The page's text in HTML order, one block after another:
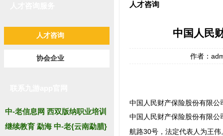
人才咨询
协会企业
中-老信息网 西双版纳职业培训
继续教育 勐海 中-老{云南勐腊}
人才咨询
中国人民
作者：
中国人民财产保险股份有限公
中国人民财产保险股份有限
航路30号，法定代表人为王